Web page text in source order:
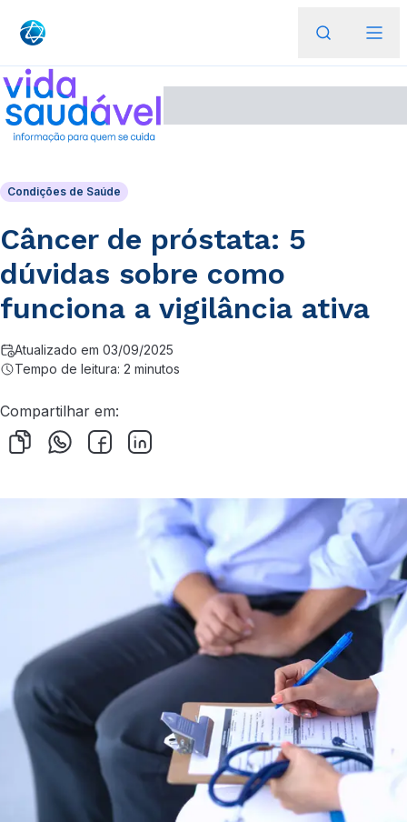
Condições de Saúde
Câncer de próstata: 5
dúvidas sobre como
funciona a vigilância ativa
Atualizado em 03/09/2025
Tempo de leitura: 2 minutos
Compartilhar em: